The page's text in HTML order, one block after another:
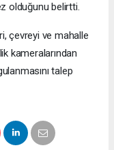
olduğunu belirtti.
çevreyi ve mahalle
kameralarından
talep